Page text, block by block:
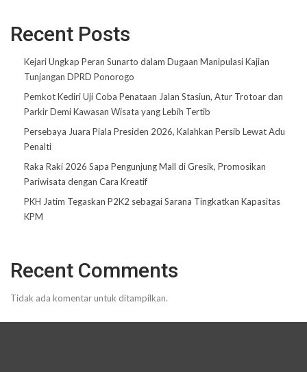
Recent Posts
Kejari Ungkap Peran Sunarto dalam Dugaan Manipulasi Kajian
Tunjangan DPRD Ponorogo
Pemkot Kediri Uji Coba Penataan Jalan Stasiun, Atur Trotoar dan
Parkir Demi Kawasan Wisata yang Lebih Tertib
Persebaya Juara Piala Presiden 2026, Kalahkan Persib Lewat Adu
Penalti
Raka Raki 2026 Sapa Pengunjung Mall di Gresik, Promosikan
Pariwisata dengan Cara Kreatif
PKH Jatim Tegaskan P2K2 sebagai Sarana Tingkatkan Kapasitas
KPM
Recent Comments
Tidak ada komentar untuk ditampilkan.